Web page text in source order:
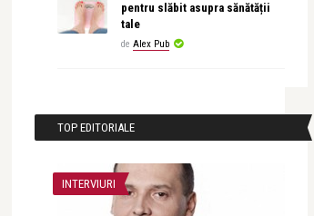
pentru slăbit asupra sănătății
tale
de Alex Pub
TOP EDITORIALE
INTERVIURI